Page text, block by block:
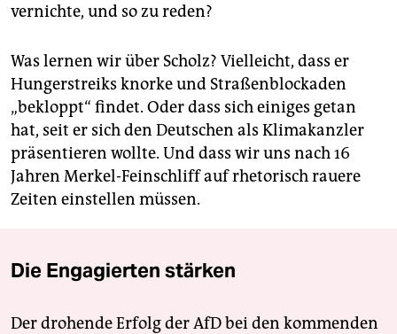
vernichte, und so zu reden?
Was lernen wir über Scholz? Vielleicht, dass er
Hungerstreiks knorke und Straßenblockaden
„bekloppt“ findet. Oder dass sich einiges getan
hat, seit er sich den Deutschen als Klimakanzler
präsentieren wollte. Und dass wir uns nach 16
Jahren Merkel-Feinschliff auf rhetorisch rauere
Zeiten einstellen müssen.
Die Engagierten stärken
Der drohende Erfolg der AfD bei den kommenden